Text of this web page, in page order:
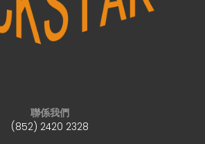
聯係我們
(852) 2420 2328